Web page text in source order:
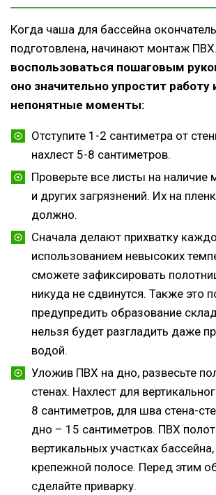
Когда чаша для бассейна
подготовлена, начинают монтаж ПВХ.
воспользоваться пошаговым
оно значительно упростит работу
непонятные моменты:
Отступите 1-2 сантиметра от
нахлест 5-8 сантиметров.
Проверьте все листы на наличие
и других загрязнений. Их на
должно.
Сначала делают прихватку
использованием невысоких
сможете зафиксировать
никуда не сдвинутся. Также это
предупредить образование
нельзя будет разгладить даже
водой.
Уложив ПВХ на дно, развесьте
стенах. Нахлест для
8 сантиметров, для шва стена-
дно – 15 сантиметров. ПВХ
вертикальных участках
крепежной полосе. Перед этим
сделайте приварку.